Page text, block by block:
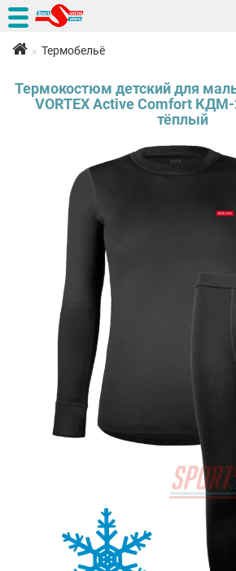
Термобельё
Термокостюм детский для
VORTEX Active Comfort
тёплый